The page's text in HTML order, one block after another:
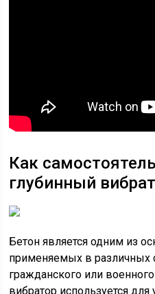
Как
глубинный
Бетон является одним из
применяемых в
гражданского или
вибратор используется